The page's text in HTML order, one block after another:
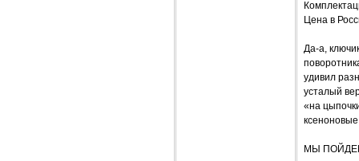
Цена в
Да-а,
удивил
усталый
«на
МЫ